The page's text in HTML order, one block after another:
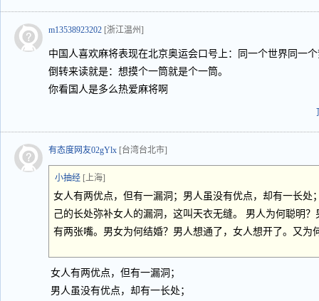
m13538923202 [浙江温州]
中国人喜欢麻将表现在北京奥运会口号上：同一个世界同一
倒转来读就是：想摸个一筒就是个一筒。
你看国人是多么热爱麻将啊
有态度网友02gYlx [台湾台北市]
小抽经 [上海]
女人有两优点，但有一漏洞；男人虽没有优点，却有一长处
己的长处弥补女人的漏洞，这叫天衣无缝。 男人为何聪明
有两张嘴。男女为何结婚？男人想通了，女人想开了。又为
女人有两优点，但有一漏洞；
男人虽没有优点，却有一长处；